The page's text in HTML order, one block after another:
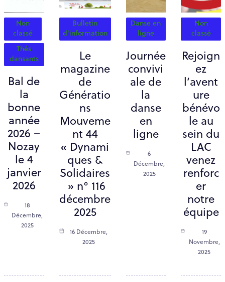
Non
classé
Thés
dansants
Bal de
la
bonne
année
2026 –
Nozay
le 4
janvier
2026
18
Décembre,
2025
Bulletin
d'information
Le
magazine
de
Génératio
ns
Mouveme
nt 44
« Dynami
ques &
Solidaires
» n° 116
décembre
2025
16 Décembre,
2025
Danse en
ligne
Journée
convivi
ale de
la
danse
en
ligne
6
Décembre,
2025
Non
classé
Rejoign
ez
l’avent
ure
bénévo
le au
sein du
LAC
venez
renforc
er
notre
équipe
19
Novembre,
2025